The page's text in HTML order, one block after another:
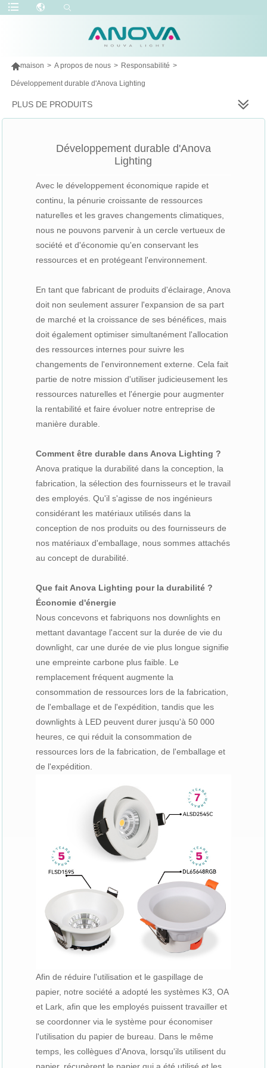
maison > A propos de nous > Responsabilité >
Développement durable d'Anova Lighting
PLUS DE PRODUITS
Développement durable d'Anova
Lighting
Avec le développement économique rapide et
continu, la pénurie croissante de ressources
naturelles et les graves changements climatiques,
nous ne pouvons parvenir à un cercle vertueux de
société et d'économie qu'en conservant les
ressources et en protégeant l'environnement.
En tant que fabricant de produits d'éclairage, Anova
doit non seulement assurer l'expansion de sa part
de marché et la croissance de ses bénéfices, mais
doit également optimiser simultanément l'allocation
des ressources internes pour suivre les
changements de l'environnement externe. Cela fait
partie de notre mission d'utiliser judicieusement les
ressources naturelles et l'énergie pour augmenter
la rentabilité et faire évoluer notre entreprise de
manière durable.
Comment être durable dans Anova Lighting ?
Anova pratique la durabilité dans la conception, la
fabrication, la sélection des fournisseurs et le travail
des employés. Qu'il s'agisse de nos ingénieurs
considérant les matériaux utilisés dans la
conception de nos produits ou des fournisseurs de
nos matériaux d'emballage, nous sommes attachés
au concept de durabilité.
Que fait Anova Lighting pour la durabilité ?
Économie d'énergie
Nous concevons et fabriquons nos downlights en
mettant davantage l'accent sur la durée de vie du
downlight, car une durée de vie plus longue signifie
une empreinte carbone plus faible. Le
remplacement fréquent augmente la
consommation de ressources lors de la fabrication,
de l'emballage et de l'expédition, tandis que les
downlights à LED peuvent durer jusqu'à 50 000
heures, ce qui réduit la consommation de
ressources lors de la fabrication, de l'emballage et
de l'expédition.
Afin de réduire l'utilisation et le gaspillage de
papier, notre société a adopté les systèmes K3, OA
et Lark, afin que les employés puissent travailler et
se coordonner via le système pour économiser
l'utilisation du papier de bureau. Dans le même
temps, les collègues d'Anova, lorsqu'ils utilisent du
papier, récupèrent le papier qui a été utilisé et les